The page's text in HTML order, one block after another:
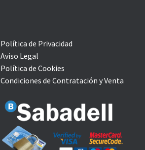
Política de Privacidad
Aviso Legal
Política de Cookies
Condiciones de Contratación y Venta